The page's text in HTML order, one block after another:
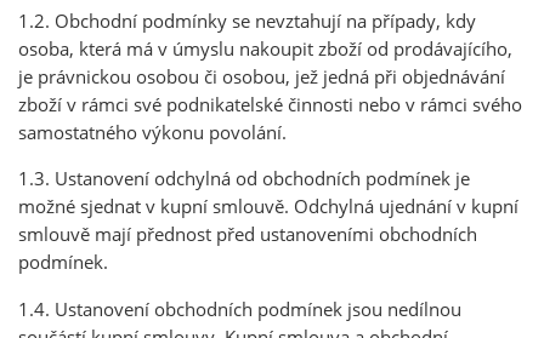
1.2. Obchodní podmínky se nevztahují na případy, kdy
osoba, která má v úmyslu nakoupit zboží od prodávajícího,
je právnickou osobou či osobou, jež jedná při objednávání
zboží v rámci své podnikatelské činnosti nebo v rámci svého
samostatného výkonu povolání.
1.3. Ustanovení odchylná od obchodních podmínek je
možné sjednat v kupní smlouvě. Odchylná ujednání v kupní
smlouvě mají přednost před ustanoveními obchodních
podmínek.
1.4. Ustanovení obchodních podmínek jsou nedílnou